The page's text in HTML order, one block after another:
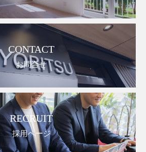
CONTACT
お問合せ
RECRUIT
採用ページ